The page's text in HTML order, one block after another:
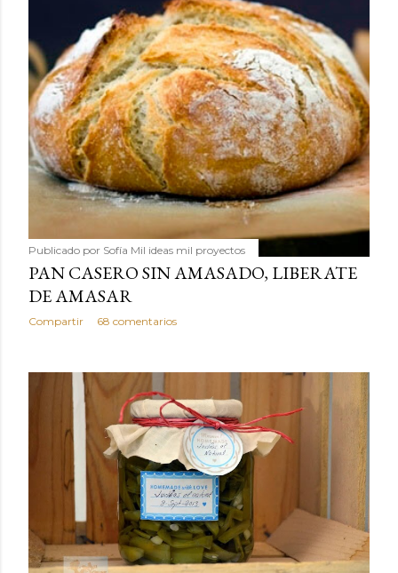
Publicado por Sofía Mil ideas mil proyectos
PAN CASERO SIN AMASADO, LIBERATE
DE AMASAR
Compartir 68 comentarios